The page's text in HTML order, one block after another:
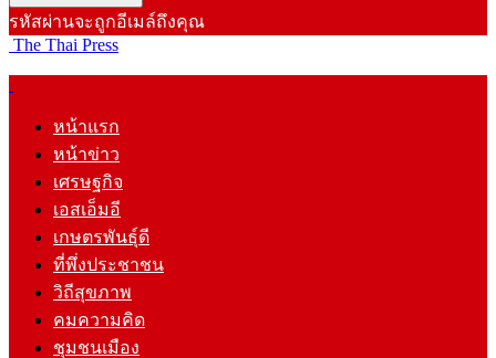
รหัสผ่านจะถูกอีเมล์ถึงคุณ
The Thai Press
หน้าแรก
หน้าข่าว
เศรษฐกิจ
เอสเอ็มอี
เกษตรพันธุ์ดี
ที่พึ่งประชาชน
วิถีสุขภาพ
คมความคิด
ชุมชนเมือง